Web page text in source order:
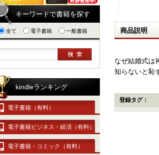
商品説明
なぜ結婚式は
知らないと恥
登録タグ：
キーワードで書籍を探す
全て 電子書籍 一般書籍
kindleランキング
電子書籍（有料）
電子書籍ビジネス・経済（有料）
電子書籍・コミック（有料）